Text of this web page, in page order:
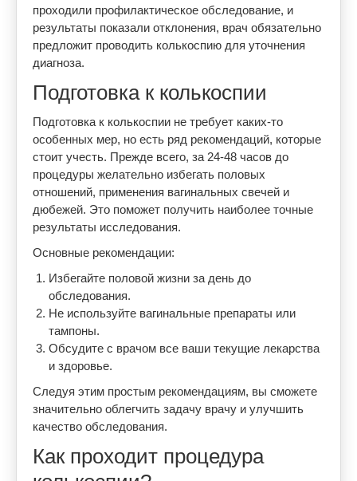
проходили профилактическое обследование, и
результаты показали отклонения, врач обязательно
предложит проводить колькоспию для уточнения
диагноза.
Подготовка к колькоспии
Подготовка к колькоспии не требует каких-то
особенных мер, но есть ряд рекомендаций, которые
стоит учесть. Прежде всего, за 24-48 часов до
процедуры желательно избегать половых
отношений, применения вагинальных свечей и
дюбежей. Это поможет получить наиболее точные
результаты исследования.
Основные рекомендации:
Избегайте половой жизни за день до
обследования.
Не используйте вагинальные препараты или
тампоны.
Обсудите с врачом все ваши текущие лекарства
и здоровье.
Следуя этим простым рекомендациям, вы сможете
значительно облегчить задачу врачу и улучшить
качество обследования.
Как проходит процедура